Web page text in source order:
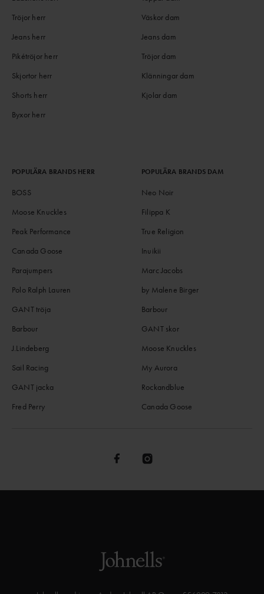
Tröjor herr
Jeans herr
Pikétröjor herr
Skjortor herr
Shorts herr
Byxor herr
Väskor dam
Jeans dam
Tröjor dam
Klänningar dam
Kjolar dam
POPULÄRA BRANDS HERR
BOSS
Moose Knuckles
Peak Performance
Canada Goose
Parajumpers
Polo Ralph Lauren
GANT tröja
Barbour
J.Lindeberg
Sail Racing
GANT jacka
Fred Perry
POPULÄRA BRANDS DAM
Neo Noir
Filippa K
True Religion
Inuikii
Marc Jacobs
by Malene Birger
Barbour
GANT skor
Moose Knuckles
My Aurora
Rockandblue
Canada Goose